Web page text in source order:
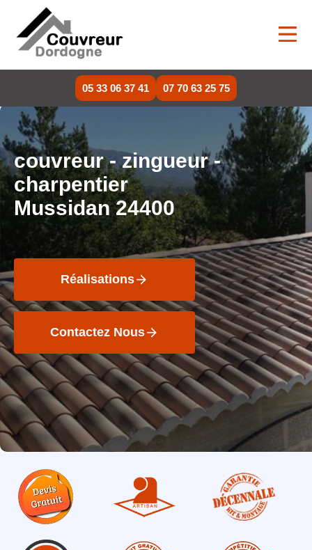
05 33 06 37 41 07 70 63 25 75
couvreur - zingueur -
charpentier
Mussidan 24400
Réalisations
Contactez Nous